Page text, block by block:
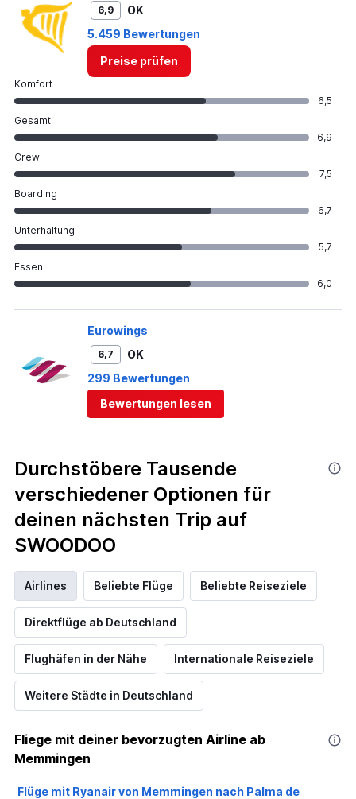
0
to
300.
6,9
OK
5.459 Bewertungen
Preise prüfen
Komfort
6,5
Gesamt
6,9
Crew
7,5
Boarding
6,7
Unterhaltung
5,7
Essen
6,0
Eurowings
6,7
OK
299 Bewertungen
Bewertungen lesen
Durchstöbere Tausende
verschiedener Optionen für
deinen nächsten Trip auf
SWOODOO
Airlines Beliebte Flüge Beliebte Reiseziele
Direktflüge ab Deutschland
Flughäfen in der Nähe Internationale Reiseziele
Weitere Städte in Deutschland
Fliege mit deiner bevorzugten Airline ab
Memmingen
Flüge mit Ryanair von Memmingen nach Palma de